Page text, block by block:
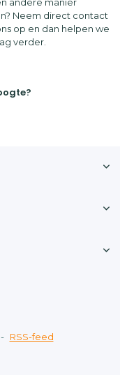
andere manier
Neem direct contact
op en dan helpen we
verder.
- RSS-feed